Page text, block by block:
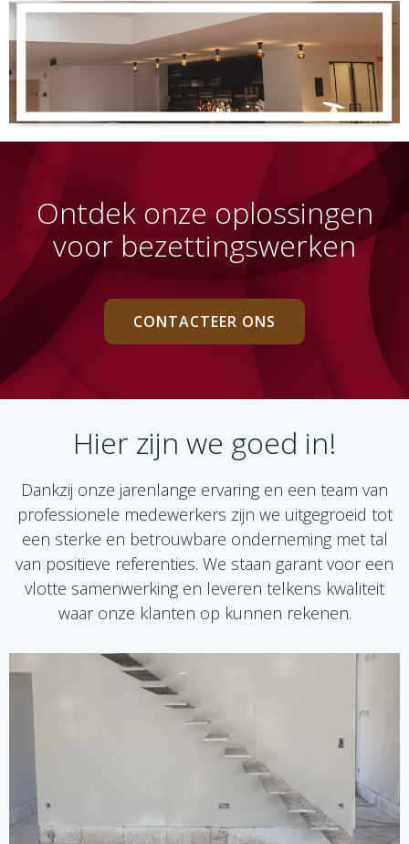
Ontdek onze oplossingen
voor bezettingswerken
CONTACTEER ONS
Hier zijn we goed in!
Dankzij onze jarenlange ervaring en een team van
professionele medewerkers zijn we uitgegroeid tot
een sterke en betrouwbare onderneming met tal
van positieve referenties. We staan garant voor een
vlotte samenwerking en leveren telkens kwaliteit
waar onze klanten op kunnen rekenen.